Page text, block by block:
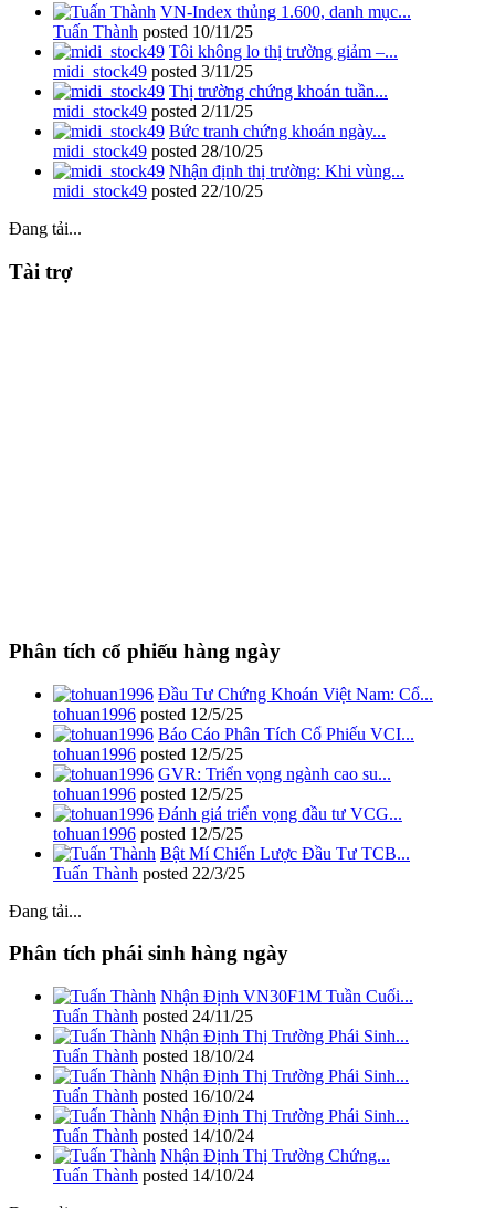
VN-Index thủng 1.600, danh mục...
Tuấn Thành posted 10/11/25
Tôi không lo thị trường giảm –...
midi_stock49 posted 3/11/25
Thị trường chứng khoán tuần...
midi_stock49 posted 2/11/25
Bức tranh chứng khoán ngày...
midi_stock49 posted 28/10/25
Nhận định thị trường: Khi vùng...
midi_stock49 posted 22/10/25
Đang tải...
Tài trợ
Phân tích cổ phiếu hàng ngày
Đầu Tư Chứng Khoán Việt Nam: Cổ...
tohuan1996 posted 12/5/25
Báo Cáo Phân Tích Cổ Phiếu VCI...
tohuan1996 posted 12/5/25
GVR: Triển vọng ngành cao su...
tohuan1996 posted 12/5/25
Đánh giá triển vọng đầu tư VCG...
tohuan1996 posted 12/5/25
Bật Mí Chiến Lược Đầu Tư TCB...
Tuấn Thành posted 22/3/25
Đang tải...
Phân tích phái sinh hàng ngày
Nhận Định VN30F1M Tuần Cuối...
Tuấn Thành posted 24/11/25
Nhận Định Thị Trường Phái Sinh...
Tuấn Thành posted 18/10/24
Nhận Định Thị Trường Phái Sinh...
Tuấn Thành posted 16/10/24
Nhận Định Thị Trường Phái Sinh...
Tuấn Thành posted 14/10/24
Nhận Định Thị Trường Chứng...
Tuấn Thành posted 14/10/24